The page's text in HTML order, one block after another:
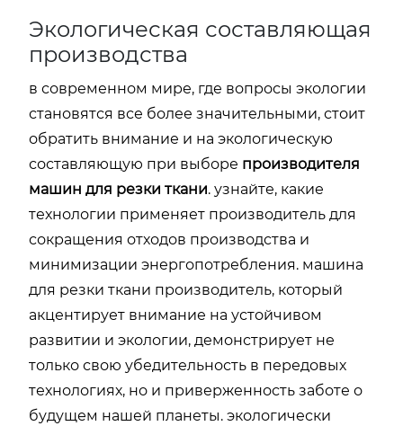
Экологическая составляющая
производства
в современном мире, где вопросы экологии
становятся все более значительными, стоит
обратить внимание и на экологическую
составляющую при выборе производителя
машин для резки ткани. узнайте, какие
технологии применяет производитель для
сокращения отходов производства и
минимизации энергопотребления. машина
для резки ткани производитель, который
акцентирует внимание на устойчивом
развитии и экологии, демонстрирует не
только свою убедительность в передовых
технологиях, но и приверженность заботе о
будущем нашей планеты. экологически